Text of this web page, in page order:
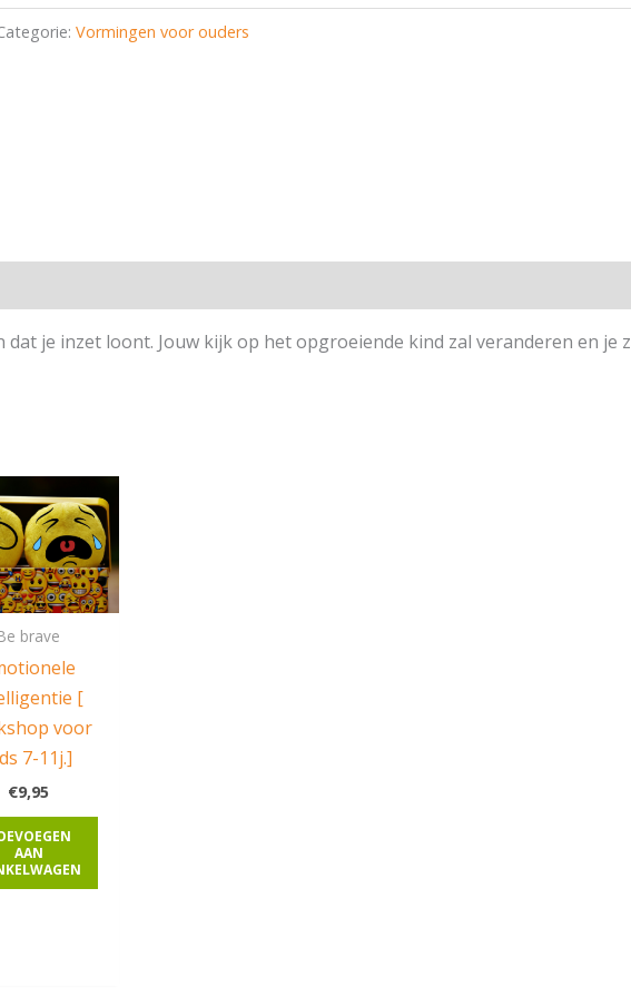
Vormingen voor ouders
je inzet loont. Jouw kijk op het opgroeiende kind zal veranderen en je
brave
[
voor
7-11j.]
€9,95
AAN